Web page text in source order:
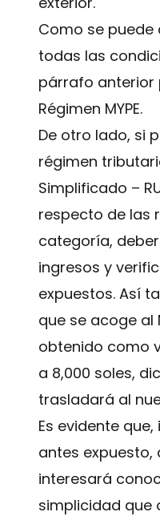
Como se puede
todas las
párrafo anterior
Régimen MYPE.
De otro lado, si
régimen
Simplificado –
respecto de las
categoría,
ingresos y
expuestos. Así
que se acoge al
obtenido como
a 8,000 soles,
trasladará al
Es evidente
antes expuesto,
interesará
simplicidad que